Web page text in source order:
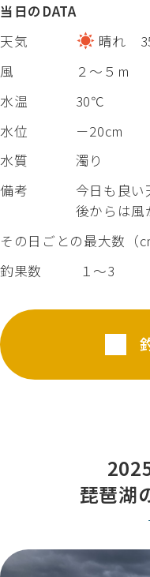
当日のDATA
天気
晴れ
風
２～５m
水温
30℃
水位
－20cm
水質
濁り
備考
今日も良
後からは風
その日ごとの最大数（
釣果数
１～3
琵琶湖